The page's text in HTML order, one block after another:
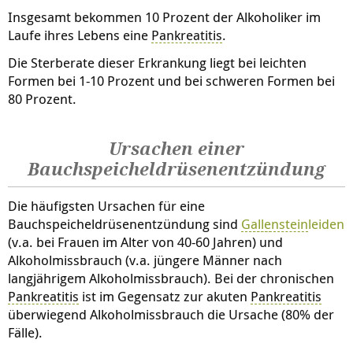
Insgesamt bekommen 10 Prozent der Alkoholiker im
Laufe ihres Lebens eine Pankreatitis.
Die Sterberate dieser Erkrankung liegt bei leichten
Formen bei 1-10 Prozent und bei schweren Formen bei
80 Prozent.
Ursachen einer
Bauchspeicheldrüsenentzündung
Die häufigsten Ursachen für eine
Bauchspeicheldrüsenentzündung sind Gallensteinleiden
(v.a. bei Frauen im Alter von 40-60 Jahren) und
Alkoholmissbrauch (v.a. jüngere Männer nach
langjährigem Alkoholmissbrauch). Bei der chronischen
Pankreatitis ist im Gegensatz zur akuten Pankreatitis
überwiegend Alkoholmissbrauch die Ursache (80% der
Fälle).